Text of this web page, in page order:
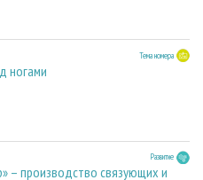
Тема номера
ногами
Развитие
– производство связующих и